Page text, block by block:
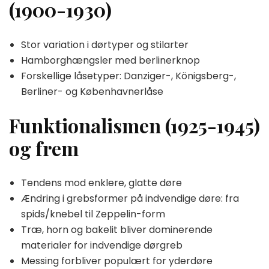
(1900-1930)
Stor variation i dørtyper og stilarter
Hamborghængsler med berlinerknop
Forskellige låsetyper: Danziger-, Königsberg-,
Berliner- og Københavnerlåse
Funktionalismen (1925-1945)
og frem
Tendens mod enklere, glatte døre
Ændring i grebsformer på indvendige døre: fra
spids/knebel til Zeppelin-form
Træ, horn og bakelit bliver dominerende
materialer for indvendige dørgreb
Messing forbliver populært for yderdøre